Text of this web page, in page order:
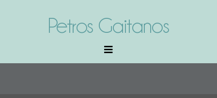
Petros Gaitanos